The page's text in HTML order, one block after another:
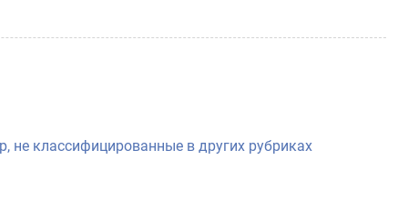
не классифицированные в других рубриках